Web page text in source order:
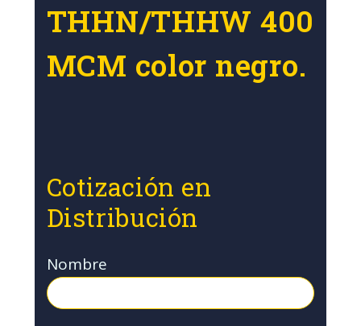
THHN/THHW 400
MCM color negro.
Cotización en
Distribución
Nombre